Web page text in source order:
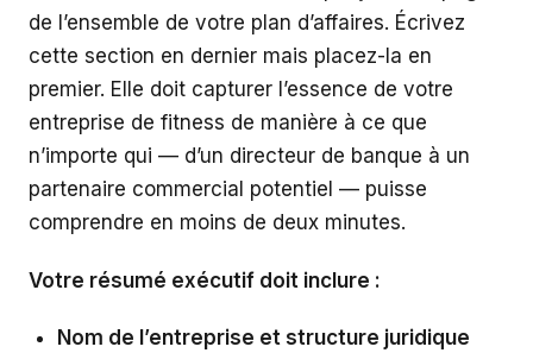
de l’ensemble de votre plan d’affaires. Écrivez
cette section en dernier mais placez-la en
premier. Elle doit capturer l’essence de votre
entreprise de fitness de manière à ce que
n’importe qui — d’un directeur de banque à un
partenaire commercial potentiel — puisse
comprendre en moins de deux minutes.
Votre résumé exécutif doit inclure :
Nom de l’entreprise et structure juridique